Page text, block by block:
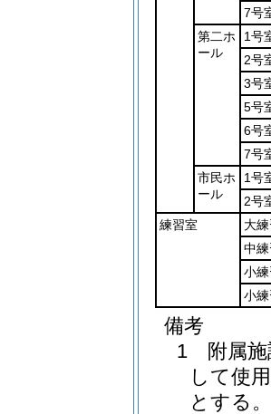
7号
第二ホ
ール
1号
2号
3号
5号
6号
7号
市民ホ
ール
1号
2号
練習室
大
中
小
小
備考
1 附属施
して使
とする。